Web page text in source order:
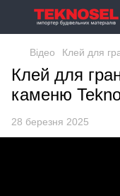
Відео Клей для
Клей для
каменю
28 березня 2025